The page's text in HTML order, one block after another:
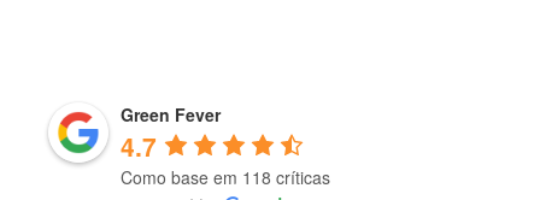
Green Fever
4.7
Como base em 118 críticas